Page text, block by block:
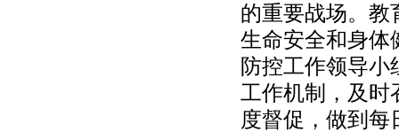
的重要战场。教
生命安全和身体
防控工作领导
工作机制，及时
度督促，做到